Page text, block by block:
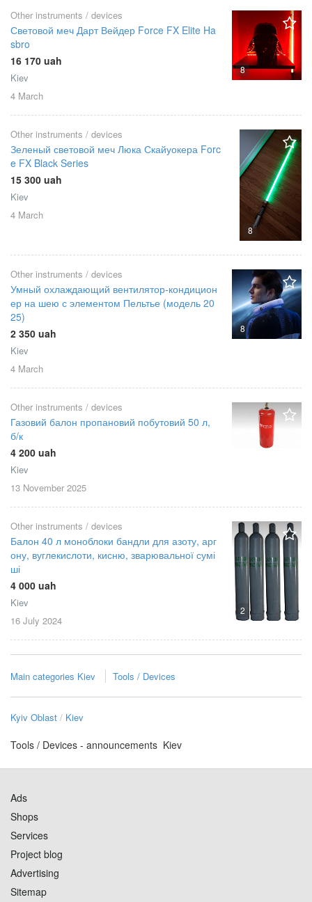
8
Other instruments / devices
Световой меч Дарт Вейдер Force FX Elite Ha
sbro
16 170 uah
Kiev
4 March
8
Other instruments / devices
Зеленый световой меч Люка Скайуокера Forc
e FX Black Series
15 300 uah
Kiev
4 March
8
Other instruments / devices
Умный охлаждающий вентилятор‑кондицион
ер на шею с элементом Пельтье (модель 20
25)
2 350 uah
Kiev
4 March
Other instruments / devices
Газовий балон пропановий побутовий 50 л,
б/к
4 200 uah
Kiev
13 November 2025
2
Other instruments / devices
Балон 40 л моноблоки бандли для азоту, арг
ону, вуглекислоти, кисню, зварювальної сумі
ші
4 000 uah
Kiev
16 July 2024
Main categories Kiev Tools / Devices
Kyiv Oblast Kiev
Tools / Devices - announcements Kiev
Ads
Shops
Services
Project blog
Advertising
Sitemap